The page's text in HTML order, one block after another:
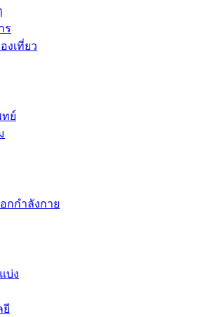
ร
งเที่ยว
ย์
กกำลังกาย
บ่ง
ยี